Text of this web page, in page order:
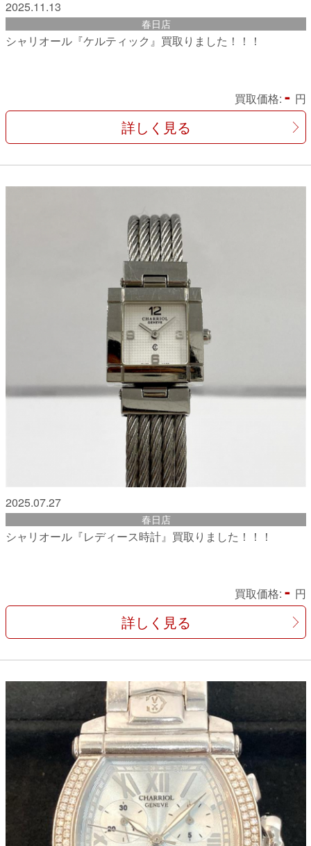
2025.11.13
春日店
シャリオール『ケルティック』買取りました！！！
買取価格: - 円
詳しく見る
2025.07.27
春日店
シャリオール『レディース時計』買取りました！！！
買取価格: - 円
詳しく見る